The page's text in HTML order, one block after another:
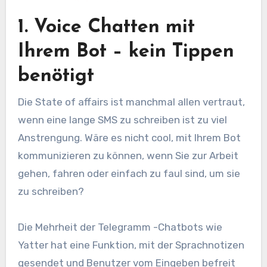
1. Voice Chatten mit
Ihrem Bot – kein Tippen
benötigt
Die State of affairs ist manchmal allen vertraut,
wenn eine lange SMS zu schreiben ist zu viel
Anstrengung. Wäre es nicht cool, mit Ihrem Bot
kommunizieren zu können, wenn Sie zur Arbeit
gehen, fahren oder einfach zu faul sind, um sie
zu schreiben?
Die Mehrheit der Telegramm -Chatbots wie
Yatter hat eine Funktion, mit der Sprachnotizen
gesendet und Benutzer vom Eingeben befreit